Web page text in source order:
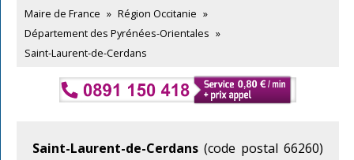
Maire de France » Région Occitanie »
Département des Pyrénées-Orientales »
Saint-Laurent-de-Cerdans
Saint-Laurent-de-Cerdans (code postal 66260)